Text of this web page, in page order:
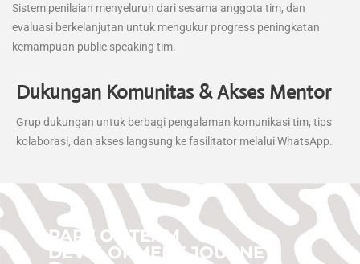
Sistem penilaian menyeluruh dari sesama anggota tim, dan
evaluasi berkelanjutan untuk mengukur progress peningkatan
kemampuan public speaking tim.
Dukungan Komunitas & Akses Mentor
Grup dukungan untuk berbagi pengalaman komunikasi tim, tips
kolaborasi, dan akses langsung ke fasilitator melalui WhatsApp.
PART OF TEAM
DEVELOPMENT JOURNEY